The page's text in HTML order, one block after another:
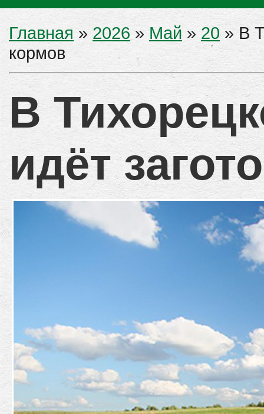
Главная » 2026 » Май » 20» В
кормов
В
идёт